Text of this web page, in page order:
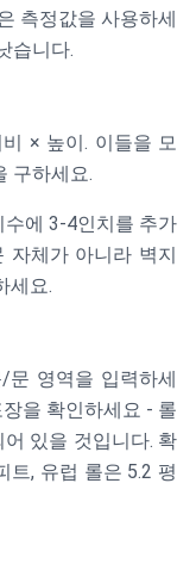
측정값을 사용하세
습니다.
× 높이. 이들을 모
구하세요.
에 3-4인치를 추가
자체가 아니라 벽지
세요.
문 영역을 입력하세
을 확인하세요 - 롤
있을 것입니다. 확
트, 유럽 롤은 5.2 평